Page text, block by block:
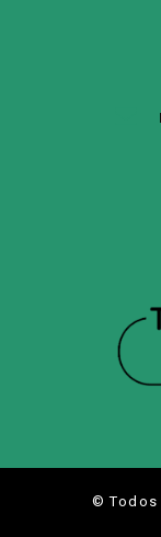
© Todos